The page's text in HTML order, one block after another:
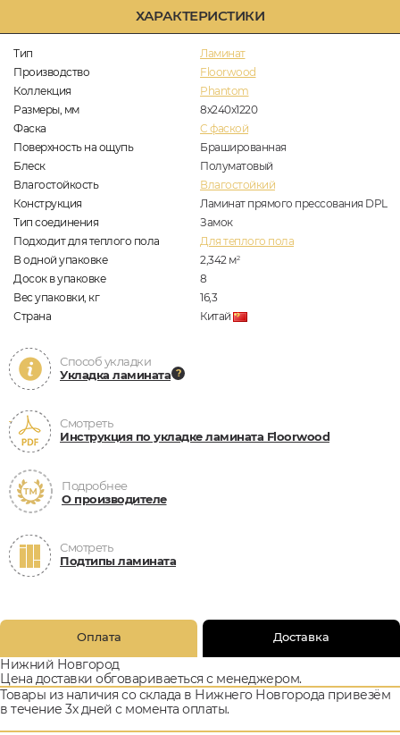
ХАРАКТЕРИСТИКИ
Тип
Ламинат
Производство
Floorwood
Коллекция
Phantom
Размеры, мм
8х240х1220
Фаска
C фаской
Поверхность на ощупь
Брашированная
Блеск
Полуматовый
Влагостойкость
Влагостойкий
Конструкция
Ламинат прямого прессования DPL
Тип соединения
Замок
Подходит для теплого пола
Для теплого пола
В одной упаковке
2,342 м2
Досок в упаковке
8
Вес упаковки, кг
16,3
Страна
Китай
Способ укладки
Укладка ламината
Смотреть
Инструкция по укладке ламината Floorwood
Подробнее
О производителе
Смотреть
Подтипы ламината
Оплата Доставка
Нижний Новгород
Цена доставки обговариваеться с менеджером.
Товары из наличия со склада в Нижнего Новгорода привезём
в течение 3х дней с момента оплаты.